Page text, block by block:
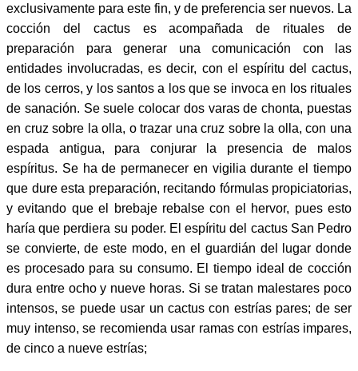
exclusivamente para este fin, y de preferencia ser nuevos. La
cocción del cactus es acompañada de rituales de
preparación para generar una comunicación con las
entidades involucradas, es decir, con el espíritu del cactus,
de los cerros, y los santos a los que se invoca en los rituales
de sanación. Se suele colocar dos varas de chonta, puestas
en cruz sobre la olla, o trazar una cruz sobre la olla, con una
espada antigua, para conjurar la presencia de malos
espíritus. Se ha de permanecer en vigilia durante el tiempo
que dure esta preparación, recitando fórmulas propiciatorias,
y evitando que el brebaje rebalse con el hervor, pues esto
haría que perdiera su poder. El espíritu del cactus San Pedro
se convierte, de este modo, en el guardián del lugar donde
es procesado para su consumo. El tiempo ideal de cocción
dura entre ocho y nueve horas. Si se tratan malestares poco
intensos, se puede usar un cactus con estrías pares; de ser
muy intenso, se recomienda usar ramas con estrías impares,
de cinco a nueve estrías;